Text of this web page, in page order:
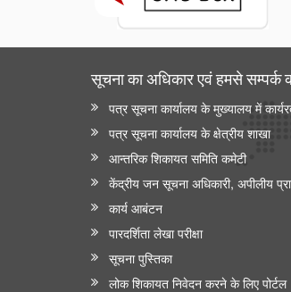
सूचना का अधिकार एवं हमसे सम्‍पर्क
पत्र सूचना कार्यालय के मुख्यालय में
पत्र सूचना कार्यालय के क्षेत्रीय शाखा
आन्‍तरिक शिकायत समिति कमेटी
केंद्रीय जन सूचना अधिकारी, अपीलीय
कार्य आबंटन
पारदर्शिता लेखा परीक्षा
सूचना पुस्तिका
लोक शिकायत निवेदन करने के लिए पोर्टल